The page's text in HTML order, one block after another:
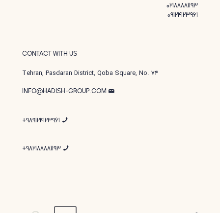
02188881193
09124123961
CONTACT WITH US
Tehran, Pasdaran District, Qoba Square, No. 74